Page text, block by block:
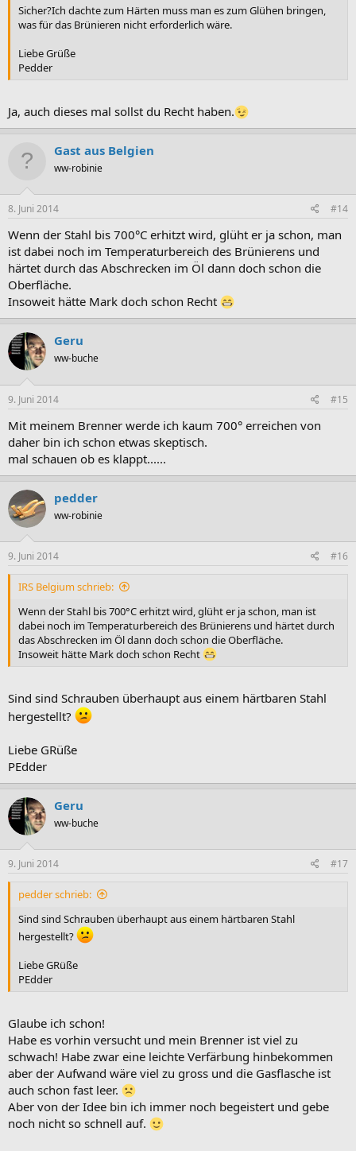
Sicher?Ich dachte zum Härten muss man es zum Glühen bringen,
was für das Brünieren nicht erforderlich wäre.
Liebe Grüße
Pedder
Ja, auch dieses mal sollst du Recht haben.
Gast aus Belgien
ww-robinie
8. Juni 2014 #14
Wenn der Stahl bis 700°C erhitzt wird, glüht er ja schon, man
ist dabei noch im Temperaturbereich des Brünierens und
härtet durch das Abschrecken im Öl dann doch schon die
Oberfläche.
Insoweit hätte Mark doch schon Recht
Geru
ww-buche
9. Juni 2014 #15
Mit meinem Brenner werde ich kaum 700° erreichen von
daher bin ich schon etwas skeptisch.
mal schauen ob es klappt......
pedder
ww-robinie
9. Juni 2014 #16
IRS Belgium schrieb:
Wenn der Stahl bis 700°C erhitzt wird, glüht er ja schon, man ist
dabei noch im Temperaturbereich des Brünierens und härtet durch
das Abschrecken im Öl dann doch schon die Oberfläche.
Insoweit hätte Mark doch schon Recht
Sind sind Schrauben überhaupt aus einem härtbaren Stahl
hergestellt?
Liebe GRüße
PEdder
Geru
ww-buche
9. Juni 2014 #17
pedder schrieb:
Sind sind Schrauben überhaupt aus einem härtbaren Stahl
hergestellt?
Liebe GRüße
PEdder
Glaube ich schon!
Habe es vorhin versucht und mein Brenner ist viel zu
schwach! Habe zwar eine leichte Verfärbung hinbekommen
aber der Aufwand wäre viel zu gross und die Gasflasche ist
auch schon fast leer.
Aber von der Idee bin ich immer noch begeistert und gebe
noch nicht so schnell auf.